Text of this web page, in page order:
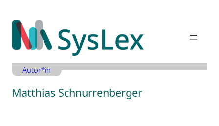
Inhalt
springen
Autor*in
Matthias Schnurrenberger